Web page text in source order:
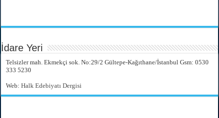
İdare Yeri
Telsizler mah. Ekmekçi sok. No:29/2 Gültepe-Kağıthane/İstanbul Gsm: 0530
333 5230
Web:Halk Edebiyatı Dergisi